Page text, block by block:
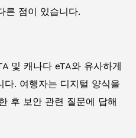
른 점이 있습니다.
및 캐나다 eTA와 유사하게
다. 여행자는 디지털 양식을
후 보안 관련 질문에 답해